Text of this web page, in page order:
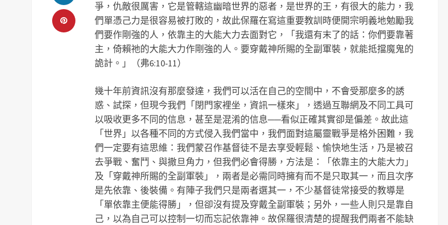
爭，仇敵很厲害，它是管轄這幽暗世界的惡者，是世界的王，有很大的能力，我
們單憑己力是很容易被打敗的，故此保羅在寫這重要教訓時便開宗明義地勉勵我
們要作剛強的人，依靠主的大能大力去面對它，「我還有末了的話：你們要靠著
主，倚賴祂的大能大力作剛強的人。要穿戴神所賜的全副軍裝，就能抵擋魔鬼的
詭計。」（弗6:10-11）
幾十年前資訊沒有那麼發達，我們可以活在自己的空間中，不會受那麼多的誘
惑、試探，但現今我們「閉門家裡坐，資訊一樣來」，透過互聯網及不同工具可
以吸收更多不同的信息，甚至是混淆的信息──看似正確其實卻是偏差。故此這
「世界」以各種不同的方式侵入我們當中，我們面對這屬靈戰爭是格外困難，我
們一定要有這思維：我們蒙召作基督徒不是去享受輕鬆、愉快地生活，乃是被召
去爭戰、奮鬥、與撒旦角力，但我們必會得勝，方法是：「依靠主的大能大力」
及「穿戴神所賜的全副軍裝」，兩者是必需同時擁有而不是只取其一，而且次序
是先依靠、後裝備。有陣子我們只是兩者選其一，不少基督徒常接受的教導是
「單依靠主便能得勝」，但卻沒有提及穿戴全副軍裝；另外，一些人則只是靠自
己，以為自己可以控制一切而忘記依靠神。故保羅很清楚的提醒我們兩者不能缺